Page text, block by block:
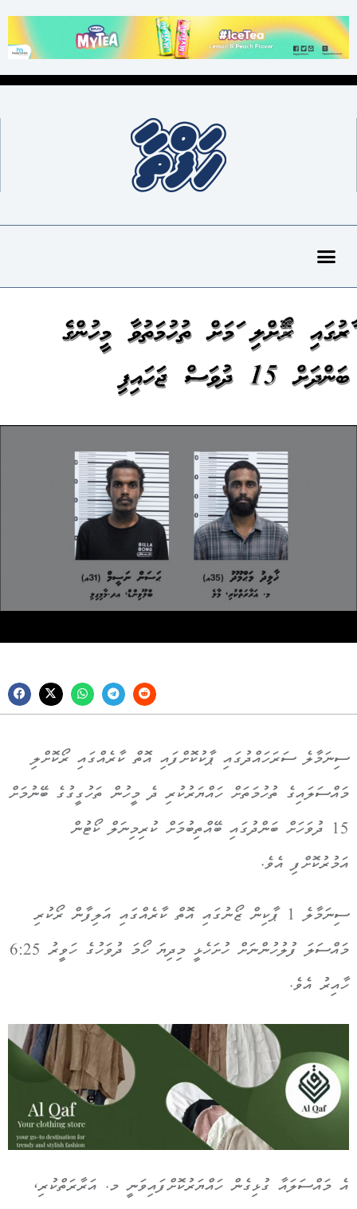
ކާރުގައި ރޯކޮށްލި ކަމަށް ތުހުމަތުވާ މީހުންގެ
ބަންދަށް 15 ދުވަސް ޖަހައިފި
ސިނަމާލެ ސަރަހައްދުގައި ޕާކުކޮށްފައި އޮތް ކާރެއްގައި ރޯކޮށްލި
މައްސަލައިގެ ތުހުމަތަށް ހައްޔަރުކުރި ދެ މީހުން ތަހުގީގުގެ ބޭނުމަށް
15 ދުވަހަށް ބަންދުގައި ބޭއްތިބުމަށް ކުރިމިނަލް ކޯޓުން
އަމުރުކޮށްފި އެވެ.
ސިނަމާލެ 1 ޕާކިން ޒޯނުގައި އޮތް ކާރެއްގައި އަލިފާން ރޯކުރި
މައްސަލަ ފުލުހުންނަށް ހުށަހެޅީ މިދިޔަ ހޯމަ ދުވަހުގެ ހަވީރު 6:25
ހާއިރު އެވެ.
އެ މައްސަލައާ ގުޅިގެން ހައްޔަރުކޮށްފައިވަނީ މ. އަރާރަތްކުރި،